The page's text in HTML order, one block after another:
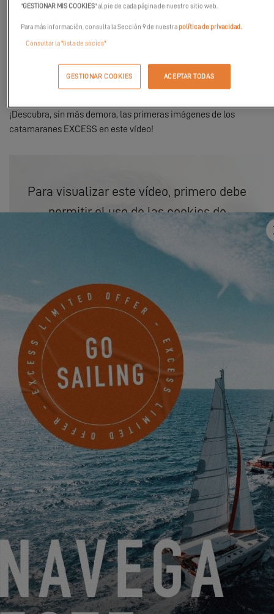
estéticos, deportivos, ¡una fuente de placer sobre velas! Han sido
del timón, un aparejo potente « Pulse line »... Todo está
preparado para proporcionarle una nueva experiencia de
¡Descubra, sin más demora, las primeras imágenes de los
catamaranes EXCESS en este vídeo!
Para visualizar este vídeo, primero debe
permitir el uso de las cookies de
funcionalidad de nuestro sitio web.
TUTORIAL VÍDEO EXCESS CHALLENGE
1.2.19
DESCUBRA EXCESS EN DÜSSELDORF
11.1.19
"GESTIONAR MIS COOKIES" al pie de cada página de nuestro sitio web.
Para más información, consulta la Sección 9 de nuestrapolítica de privacidad.
Consultar la "lista de socios"
GESTIONAR COOKIES ACEPTAR TODAS